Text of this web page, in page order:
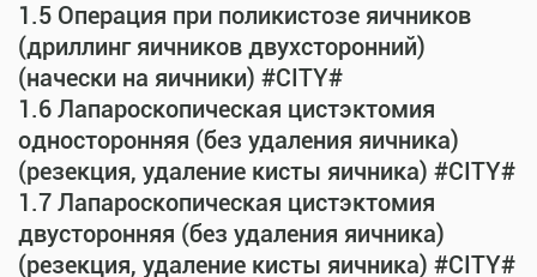
1.5 Операция при поликистозе яичников
(дриллинг яичников двухсторонний)
(начески на яичники) #CITY#
1.6 Лапароскопическая цистэктомия
односторонняя (без удаления яичника)
(резекция, удаление кисты яичника) #CITY#
1.7 Лапароскопическая цистэктомия
двусторонняя (без удаления яичника)
(резекция, удаление кисты яичника) #CITY#